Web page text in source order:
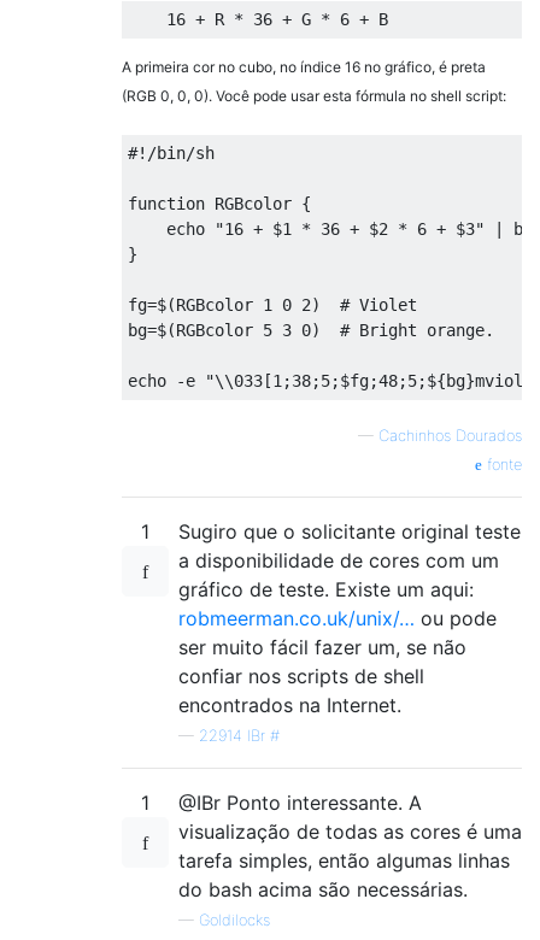
16 + R * 36 + G * 6 + B
A primeira cor no cubo, no índice 16 no gráfico, é preta
(RGB 0, 0, 0). Você pode usar esta fórmula no shell script:
#!/
function RGBcolor {
    echo
"16 + $1 * 36 + $2 * 6 + $3"
}
fg=$(RGBcolor 1 0 2)
#
bg=$(RGBcolor 5 3 0) #
echo -e
— Cachinhos Dourados
fonte
1
Sugiro que o solicitante original teste
a disponibilidade de cores com um
gráfico de teste. Existe um aqui:
robmeerman.co.uk/unix/… ou pode
ser muito fácil fazer um, se não
confiar nos scripts de shell
encontrados na Internet.
— 22914 IBr #
1
@IBr Ponto interessante. A
visualização de todas as cores é uma
tarefa simples, então algumas linhas
do bash acima são necessárias.
— Goldilocks